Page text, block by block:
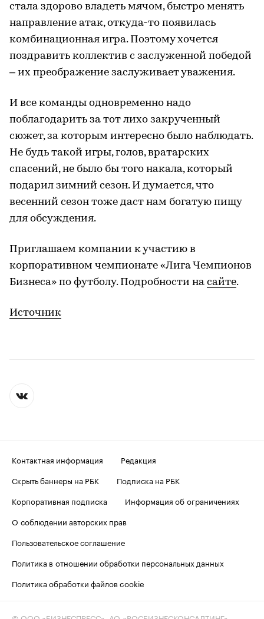
стала здорово владеть мячом, быстро менять
направление атак, откуда-то появилась
комбинационная игра. Поэтому хочется
поздравить коллектив с заслуженной победой
– их преображение заслуживает уважения.
И все команды одновременно надо
поблагодарить за тот лихо закрученный
сюжет, за которым интересно было наблюдать.
Не будь такой игры, голов, вратарских
спасений, не было бы того накала, который
подарил зимний сезон. И думается, что
весенний сезон тоже даст нам богатую пищу
для обсуждения.
Приглашаем компании к участию в
корпоративном чемпионате «Лига Чемпионов
Бизнеса» по футболу. Подробности на сайте.
Источник
Контактная информация
Редакция
Скрыть баннеры на РБК
Подписка на РБК
Корпоративная подписка
Информация об ограничениях
О соблюдении авторских прав
Пользовательское соглашение
Политика в отношении обработки персональных данных
Политика обработки файлов cookie